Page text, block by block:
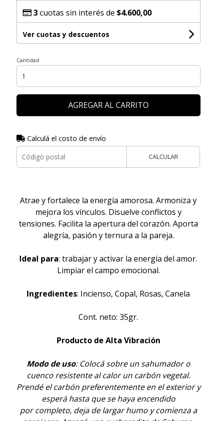
3cuotas sin interés de $4.600,00
Ver cuotas y descuentos
Cantidad
AGREGAR AL CARRITO
Calculá el costo de envío
CALCULAR
Atrae y fortalece la energía amorosa. Armoniza y
mejora los vínculos. Disuelve conflictos y
tensiones. Facilita la apertura del corazón. Aporta
alegría, pasión y ternura a la pareja.
Ideal para: trabajar y activar la energía del amor.
Limpiar el campo emocional.
Ingredientes: Incienso, Copal, Rosas, Canela
Cont. neto: 35gr.
Producto de Alta Vibración
Modo de uso: Colocá sobre un sahumador o
cuenco resistente al calor un carbón vegetal.
Prendé el carbón preferentemente en el exterior y
esperá hasta que se haya encendido
por completo, deja de largar humo y comienza a